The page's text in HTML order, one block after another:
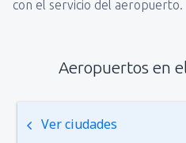
con el servicio del aeropuerto.
Aeropuertos en
Ver ciudades